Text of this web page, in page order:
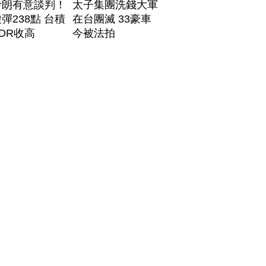
有意談判！
238點 台積
收高
太子集團洗錢大軍
在台團滅 33豪車
今被法拍